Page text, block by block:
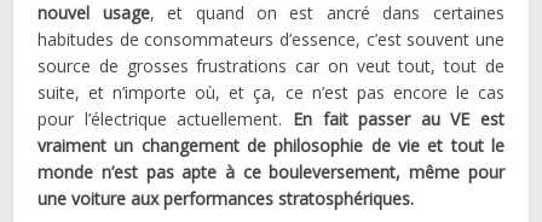
nouvel usage, et quand on est ancré dans certaines
habitudes de consommateurs d’essence, c’est souvent une
source de grosses frustrations car on veut tout, tout de
suite, et n’importe où, et ça, ce n’est pas encore le cas
pour l’électrique actuellement. En fait passer au VE est
vraiment un changement de philosophie de vie et tout le
monde n’est pas apte à ce bouleversement, même pour
une voiture aux performances stratosphériques.